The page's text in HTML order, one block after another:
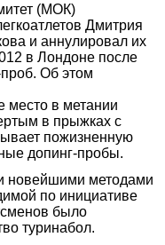
(МОК)
Дмитрия
и аннулировал их
в Лондоне после
Об этом
место в метании
в прыжках с
пожизненную
допинг-пробы.
новейшими методами
по инициативе
было
туринабол.